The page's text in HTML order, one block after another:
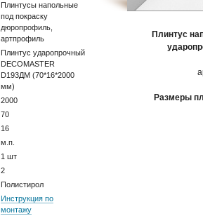
Плинтусы напольные
под покраску
дюропрофиль,
артпрофиль
Плинтус ударопрочный
DECOMASTER
D193ДМ (70*16*2000
мм)
2000
70
16
м.п.
1 шт
2
Полистирол
Инструкция по
монтажу
Плинтус
Размеры